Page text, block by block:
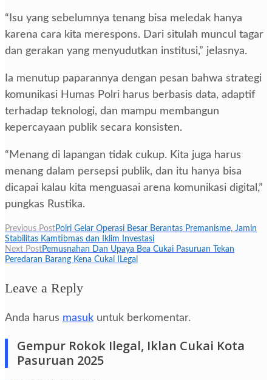
“Isu yang sebelumnya tenang bisa meledak hanya
karena cara kita merespons. Dari situlah muncul tagar
dan gerakan yang menyudutkan institusi,” jelasnya.
Ia menutup paparannya dengan pesan bahwa strategi
komunikasi Humas Polri harus berbasis data, adaptif
terhadap teknologi, dan mampu membangun
kepercayaan publik secara konsisten.
“Menang di lapangan tidak cukup. Kita juga harus
menang dalam persepsi publik, dan itu hanya bisa
dicapai kalau kita menguasai arena komunikasi digital,”
pungkas Rustika.
Navigasi
pos
Previous PostPolri Gelar Operasi Besar Berantas Premanisme, Jamin
Stabilitas Kamtibmas dan Iklim Investasi
Next PostPemusnahan Dan Upaya Bea Cukai Pasuruan Tekan
Peredaran Barang Kena Cukai ILegal
Leave a Reply
Anda harus masuk untuk berkomentar.
Gempur Rokok Ilegal, Iklan Cukai Kota
Pasuruan 2025